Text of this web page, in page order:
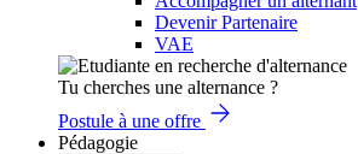
Devenir Partenaire
VAE
Tu cherches une alternance ?
Postule à une offre
Pédagogie